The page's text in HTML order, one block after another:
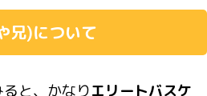
兄)について
と、かなりエリートバスケ